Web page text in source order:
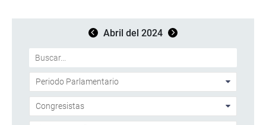
Abril del 2024